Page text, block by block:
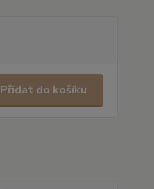
Přidat do košíku